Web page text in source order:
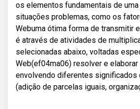
os elementos fundamentais de
situações problemas, como os
Webuma ótima forma de transmitir
é através de atividades de
selecionadas abaixo, voltadas
Web(ef04ma06) resolver e
envolvendo diferentes significados
(adição de parcelas iguais,